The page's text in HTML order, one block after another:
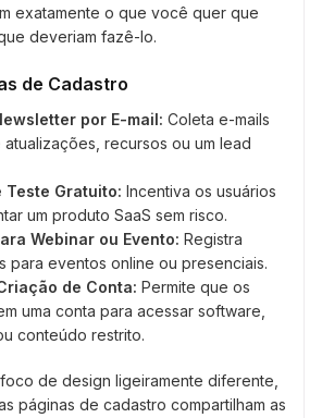
exatamente o que você quer que
deveriam fazê-lo.
de Cadastro
por E-mail: Coleta e-mails
recursos ou um lead
Teste Gratuito: Incentiva os usuários
um produto SaaS sem risco.
Webinar ou Evento: Registra
para eventos online ou presenciais.
de Conta: Permite que os
uma conta para acessar software,
conteúdo restrito.
de design ligeiramente diferente,
páginas de cadastro compartilham as